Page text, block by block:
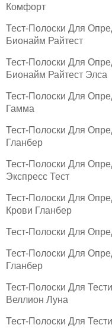
Комфорт
Тест-Полоски Для
Бионайм Райтест
Тест-Полоски Для
Бионайм Райтест Элса
Тест-Полоски Для
Гамма
Тест-Полоски Для
Гланбер
Тест-Полоски Для
Экспресс Тест
Тест-Полоски Для
Крови Гланбер
Тест-Полоски Для
Тест-Полоски Для
Гланбер
Тест-Полоски Для
Веллион Луна
Тест-Полоски Для